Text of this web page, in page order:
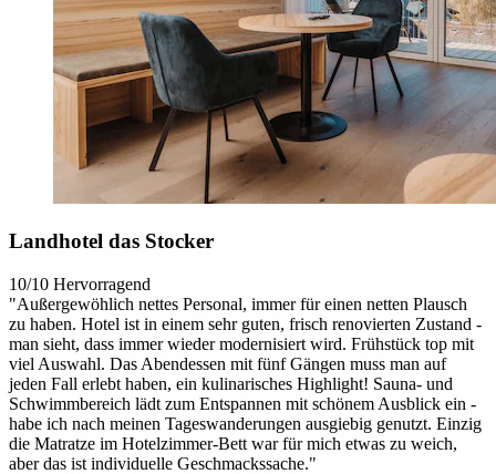
Landhotel das Stocker
10/10 Hervorragend
"Außergewöhlich nettes Personal, immer für einen netten Plausch
zu haben. Hotel ist in einem sehr guten, frisch renovierten Zustand -
man sieht, dass immer wieder modernisiert wird. Frühstück top mit
viel Auswahl. Das Abendessen mit fünf Gängen muss man auf
jeden Fall erlebt haben, ein kulinarisches Highlight! Sauna- und
Schwimmbereich lädt zum Entspannen mit schönem Ausblick ein -
habe ich nach meinen Tageswanderungen ausgiebig genutzt. Einzig
die Matratze im Hotelzimmer-Bett war für mich etwas zu weich,
aber das ist individuelle Geschmackssache."